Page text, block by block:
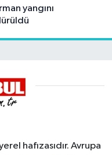
yangını
hafızasıdır. Avrupa